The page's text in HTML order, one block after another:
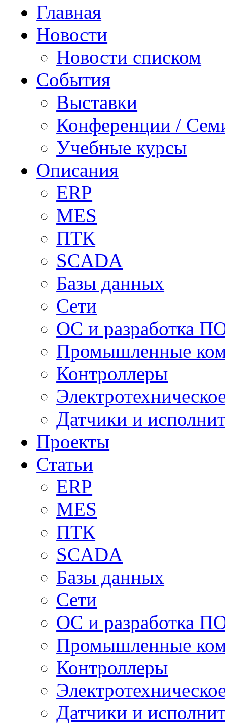
Главная
Новости
Новости списком
События
Выставки
Конференции /
Учебные курсы
Описания
ERP
MES
ПТК
SCADA
Базы данных
Сети
ОС и разработка
Промышленные
Контроллеры
Датчики и
Проекты
Статьи
ERP
MES
ПТК
SCADA
Базы данных
Сети
ОС и разработка
Промышленные
Контроллеры
Датчики и